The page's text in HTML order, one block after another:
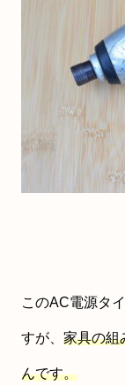
このAC電源タ
すが、 家具の組
んです。